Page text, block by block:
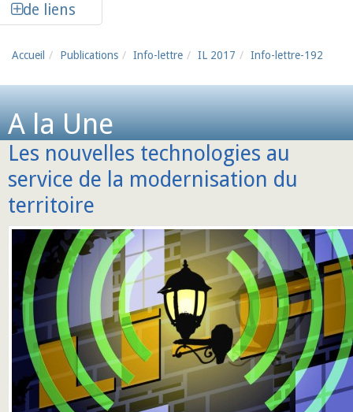
de liens
Accueil Publications Info-lettre IL 2017 Info-lettre-192
A la Une
Les nouvelles technologies au
service de la modernisation du
territoire